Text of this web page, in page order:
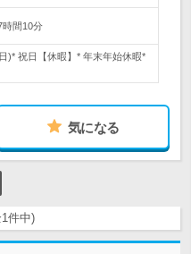
間10分
)* 祝日【休暇】* 年末年始休暇*
気になる
件中)